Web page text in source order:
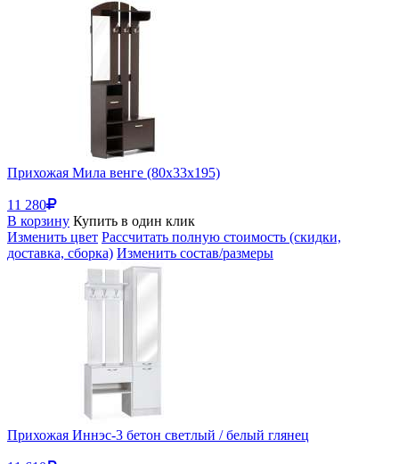
Прихожая Мила венге (80x33x195)
11 280
В корзину Купить в один клик
Изменить цвет Рассчитать полную стоимость (скидки,
доставка, сборка) Изменить состав/размеры
Прихожая Иннэс-3 бетон светлый / белый глянец